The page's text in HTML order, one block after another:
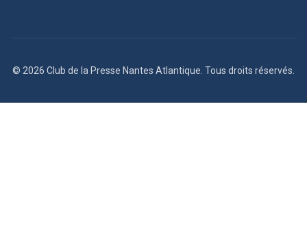
© 2026 Club de la Presse Nantes Atlantique. Tous droits réservés.